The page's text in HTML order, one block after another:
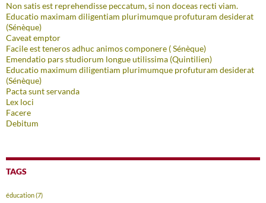
Non satis est reprehendisse peccatum, si non doceas recti viam.
Educatio maximam diligentiam plurimumque profuturam desiderat
(Sénèque)
Caveat emptor
Facile est teneros adhuc animos componere ( Sénèque)
Emendatio pars studiorum longue utilissima (Quintilien)
Educatio maximum diligentiam plurimumque profuturam desiderat
(Sénèque)
Pacta sunt servanda
Lex loci
Facere
Debitum
TAGS
éducation(7)